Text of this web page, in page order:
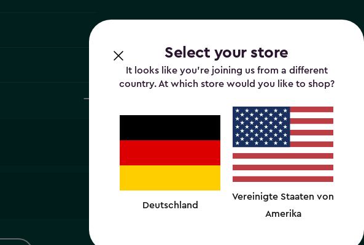
Select your store
It looks like you’re joining us from a different
country. At which store would you like to shop?
Deutschland
Vereinigte Staaten von
Amerika